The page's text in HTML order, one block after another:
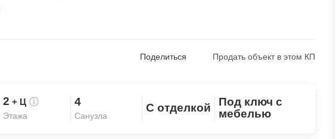
Поделиться
Скопировать ссылку
Продать объект в этом КП
2 + Ц ⓘ
Этажа
4
Санузла
С отделкой
Под ключ с
мебелью